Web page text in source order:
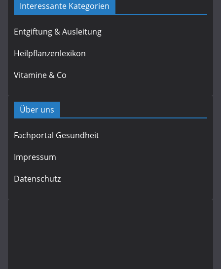
Interessante Kategorien
Entgiftung & Ausleitung
Heilpflanzenlexikon
Vitamine & Co
Über uns
Fachportal Gesundheit
Impressum
Datenschutz